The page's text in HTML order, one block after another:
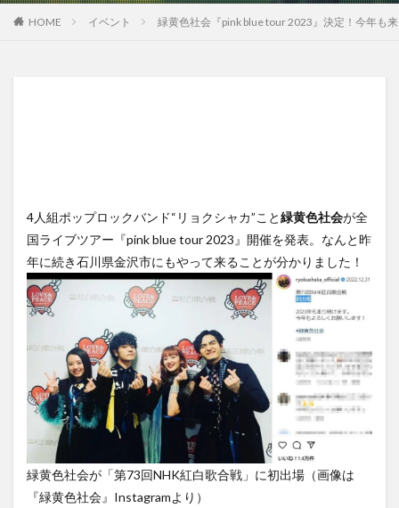
HOME イベント 緑黄色社会『pink blue tour 2023』決定！今年も
4人組ポップロックバンド“リョクシャカ”こと緑黄色社会が全
国ライブツアー『pink blue tour 2023』開催を発表。なんと昨
年に続き石川県金沢市にもやって来ることが分かりました！
緑黄色社会が「第73回NHK紅白歌合戦」に初出場（画像は
『緑黄色社会』Instagramより）